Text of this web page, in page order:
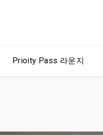
Prioity Pass 라운지